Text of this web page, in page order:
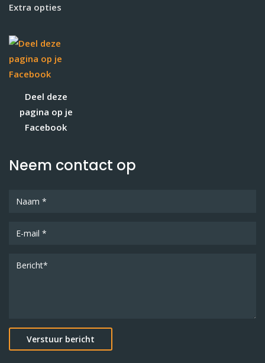
Extra opties
Deel deze
pagina op je
Facebook
Neem contact op